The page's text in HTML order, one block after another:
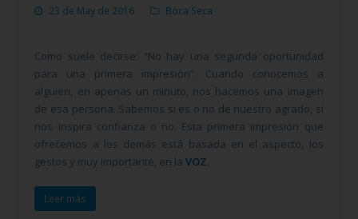
23 de May de 2016 Boca Seca
Como suele decirse: “No hay una segunda oportunidad
para una primera impresión”. Cuando conocemos a
alguien, en apenas un minuto, nos hacemos una imagen
de esa persona. Sabemos si es o no de nuestro agrado, si
nos inspira confianza o no. Esta primera impresión que
ofrecemos a los demás está basada en el aspecto, los
gestos y muy importante, en laVOZ.
Leer más